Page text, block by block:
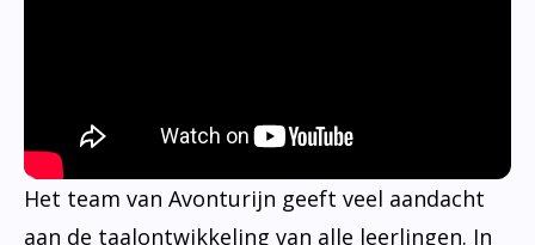
Het team van Avonturijn geeft veel aandacht
aan de taalontwikkeling van alle leerlingen. In